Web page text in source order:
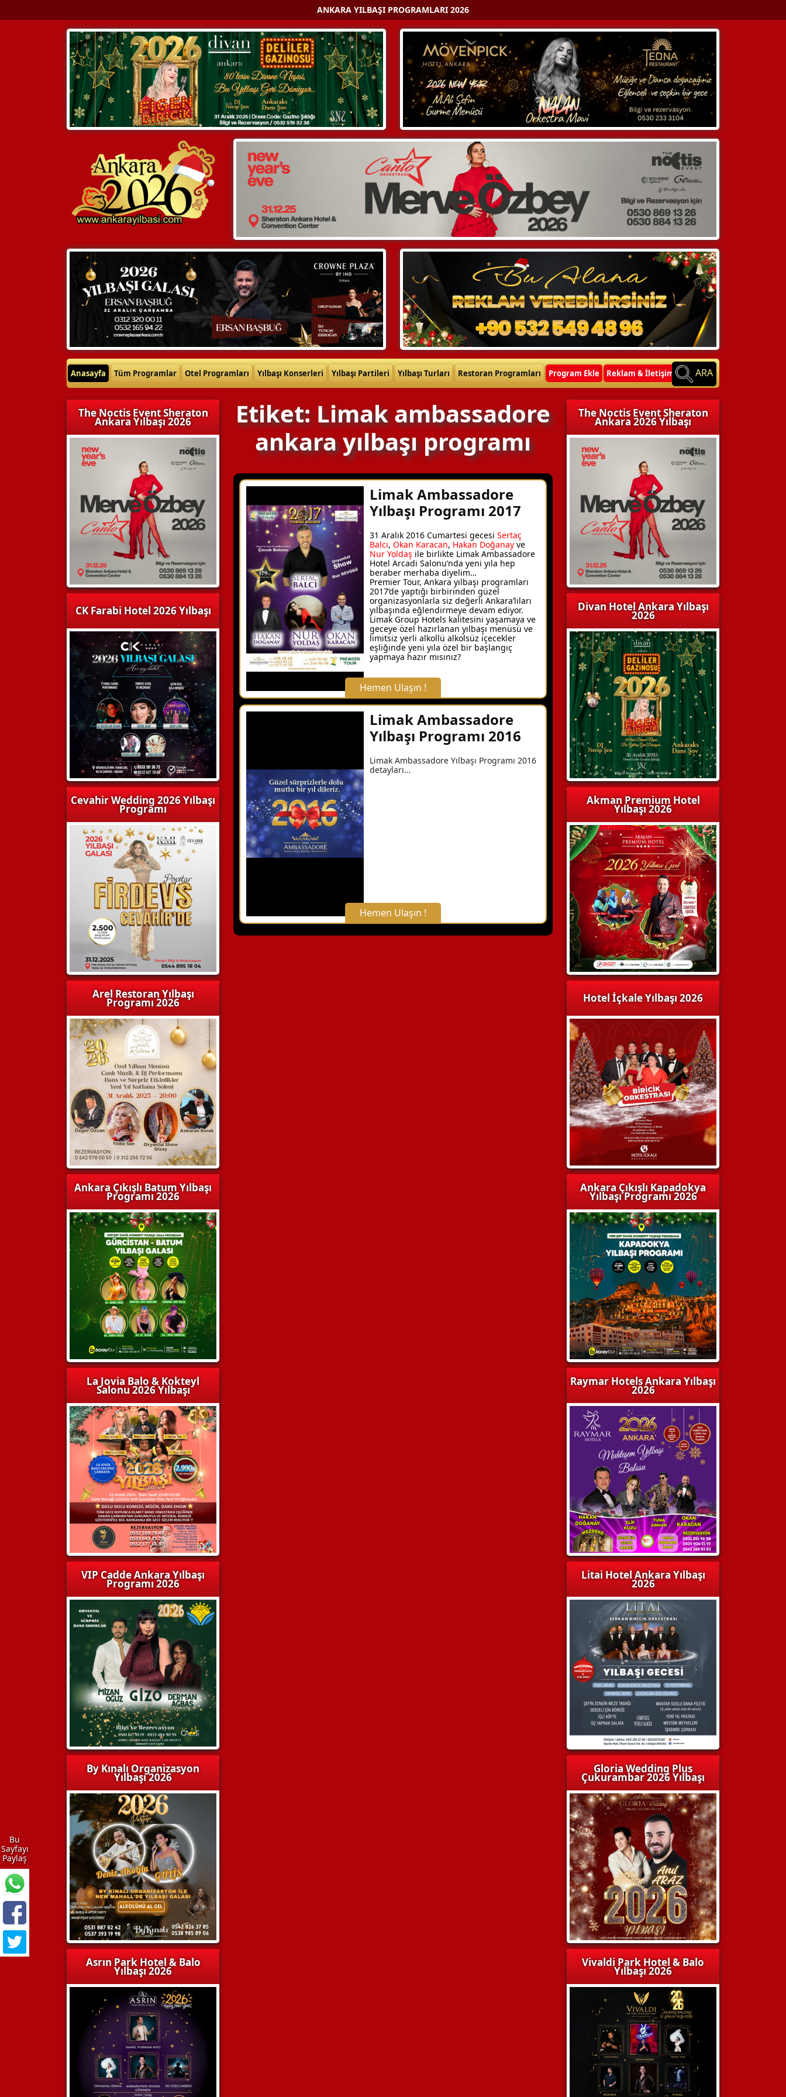
ANKARA YILBAŞI PROGRAMLARI 2026
Anasayfa Tüm Programlar Otel Programları Yılbaşı Konserleri Yılbaşı Partileri Yılbaşı Turları Restoran Programları Program Ekle Reklam & İletişim ARA
The Noctis Event Sheraton
Ankara Yılbaşı 2026
CK Farabi Hotel 2026 Yılbaşı
Cevahir Wedding 2026 Yılbaşı
Programı
Arel Restoran Yılbaşı
Programı 2026
Ankara Çıkışlı Batum Yılbaşı
Programı 2026
La Jovia Balo & Kokteyl
Salonu 2026 Yılbaşı
VIP Cadde Ankara Yılbaşı
Programı 2026
By Kınalı Organizasyon
Yılbaşı 2026
Asrın Park Hotel & Balo
Yılbaşı 2026
Etiket: Limak ambassadore
ankara yılbaşı programı
Limak Ambassadore
Yılbaşı Programı 2017
31 Aralık 2016 Cumartesi gecesi Sertaç
Balcı, Okan Karacan, Hakan Doğanayve
Nur Yoldaş ile birlikte Limak Ambassadore
Hotel Arcadi Salonu’nda yeni yıla hep
beraber merhaba diyelim…
Premier Tour, Ankara yılbaşı programları
2017’de yaptığı birbirinden güzel
organizasyonlarla siz değerli Ankara’lıları
yılbaşında eğlendirmeye devam ediyor.
Limak Group Hotels kalitesini yaşamaya ve
geceye özel hazırlanan yılbaşı menüsü ve
limitsiz yerli alkollü alkolsüz içecekler
eşliğinde yeni yıla özel bir başlangıç
yapmaya hazır mısınız?
Hemen Ulaşın !
X Kapat
Hemen Arayın
Detaylı Bilgi Alın
Limak Ambassadore
Yılbaşı Programı 2016
Limak Ambassadore Yılbaşı Programı 2016
detayları…
Hemen Ulaşın !
X Kapat
The Noctis Event Sheraton
Ankara 2026 Yılbaşı
Divan Hotel Ankara Yılbaşı
2026
Akman Premium Hotel
Yılbaşı 2026
Hotel İçkale Yılbaşı 2026
Ankara Çıkışlı Kapadokya
Yılbaşı Programı 2026
Raymar Hotels Ankara Yılbaşı
2026
Litai Hotel Ankara Yılbaşı
2026
Gloria Wedding Plus
Çukurambar 2026 Yılbaşı
Vivaldi Park Hotel & Balo
Yılbaşı 2026
Bu
Sayfayı
Paylaş